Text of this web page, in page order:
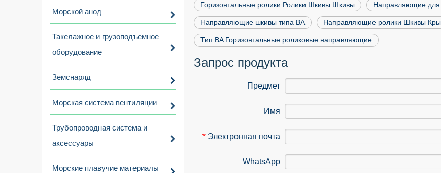
Морской анод
Такелажное и грузоподъемное
оборудование
Земснаряд
Морская система вентиляции
Трубопроводная система и
аксессуары
Морские плавучие материалы
Горизонтальные ролики Ролики Шкивы Шкивы Направляющие для
Направляющие шкивы типа BA Направляющие ролики Шкивы
Тип BA Горизонтальные роликовые направляющие
Запрос продукта
Предмет
Имя
* Электронная почта
WhatsApp